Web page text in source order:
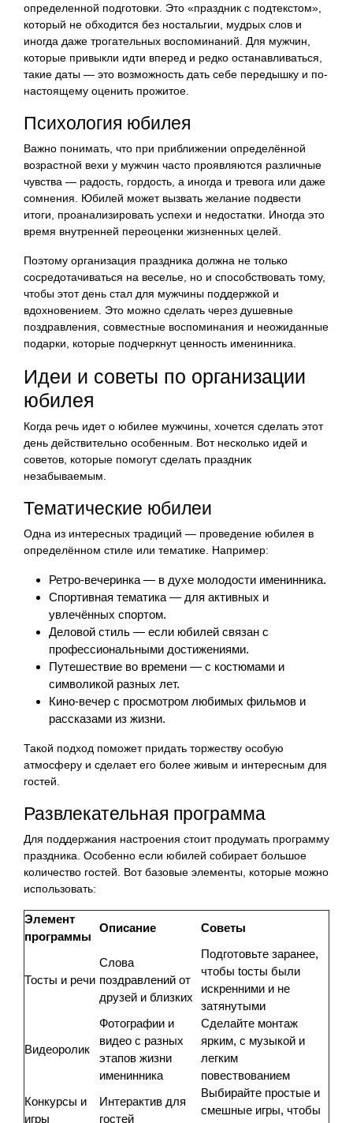
определенной подготовки. Это «праздник с подтекстом»,
который не обходится без ностальгии, мудрых слов и
иногда даже трогательных воспоминаний. Для мужчин,
которые привыкли идти вперед и редко останавливаться,
такие даты — это возможность дать себе передышку и по-
настоящему оценить прожитое.
Психология юбилея
Важно понимать, что при приближении определённой
возрастной вехи у мужчин часто проявляются различные
чувства — радость, гордость, а иногда и тревога или даже
сомнения. Юбилей может вызвать желание подвести
итоги, проанализировать успехи и недостатки. Иногда это
время внутренней переоценки жизненных целей.
Поэтому организация праздника должна не только
сосредотачиваться на веселье, но и способствовать тому,
чтобы этот день стал для мужчины поддержкой и
вдохновением. Это можно сделать через душевные
поздравления, совместные воспоминания и неожиданные
подарки, которые подчеркнут ценность именинника.
Идеи и советы по организации
юбилея
Когда речь идет о юбилее мужчины, хочется сделать этот
день действительно особенным. Вот несколько идей и
советов, которые помогут сделать праздник
незабываемым.
Тематические юбилеи
Одна из интересных традиций — проведение юбилея в
определённом стиле или тематике. Например:
Ретро-вечеринка — в духе молодости именинника.
Спортивная тематика — для активных и
увлечённых спортом.
Деловой стиль — если юбилей связан с
профессиональными достижениями.
Путешествие во времени — с костюмами и
символикой разных лет.
Кино-вечер с просмотром любимых фильмов и
рассказами из жизни.
Такой подход поможет придать торжеству особую
атмосферу и сделает его более живым и интересным для
гостей.
Развлекательная программа
Для поддержания настроения стоит продумать программу
праздника. Особенно если юбилей собирает большое
количество гостей. Вот базовые элементы, которые можно
использовать:
Элемент
программы
Описание Советы
Тосты и речи
Слова
поздравлений от
друзей и близких
Подготовьте заранее,
чтобы tосты были
искренними и не
затянутыми
Видеоролик
Фотографии и
видео с разных
этапов жизни
именинника
Сделайте монтаж
ярким, с музыкой и
легким
повествованием
Конкурсы и
игры
Интерактив для
гостей
Выбирайте простые и
смешные игры, чтобы